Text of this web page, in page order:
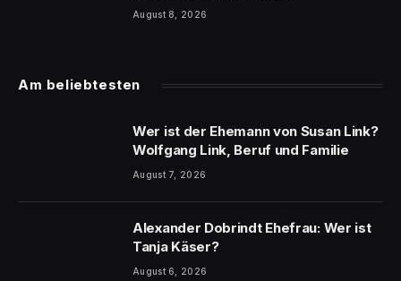
August 8, 2026
Am beliebtesten
Wer ist der Ehemann von Susan Link?
Wolfgang Link, Beruf und Familie
August 7, 2026
Alexander Dobrindt Ehefrau: Wer ist
Tanja Käser?
August 6, 2026